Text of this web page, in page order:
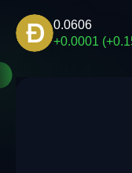
0.0606
+0.0001